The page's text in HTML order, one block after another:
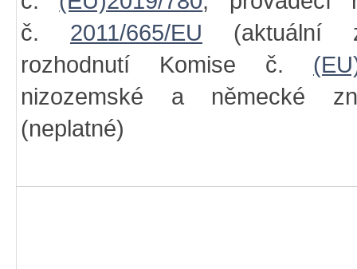
č. 2011/665/EU (aktuální
rozhodnutí Komise č.
nizozemské a německé
(neplatné)